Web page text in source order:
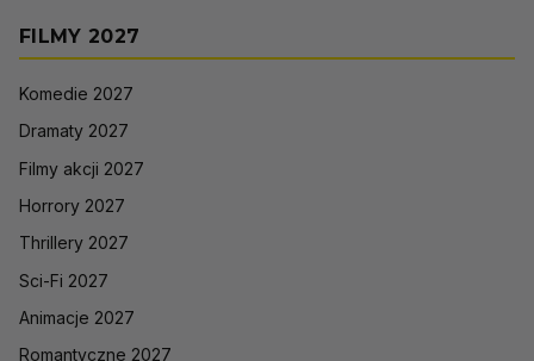
FILMY 2027
Komedie 2027
Dramaty 2027
Filmy akcji 2027
Horrory 2027
Thrillery 2027
Sci-Fi 2027
Animacje 2027
Romantyczne 2027